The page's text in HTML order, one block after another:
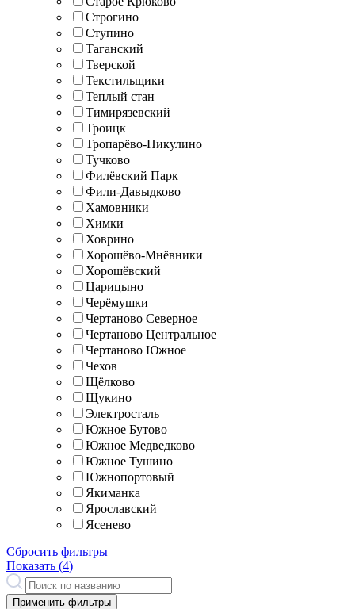
Строгино
Ступино
Таганский
Тверской
Текстильщики
Теплый стан
Тимирязевский
Троицк
Тропарёво-Никулино
Тучково
Филёвский Парк
Фили-Давыдково
Хамовники
Химки
Ховрино
Хорошёво-Мнёвники
Хорошёвский
Царицыно
Черёмушки
Чертаново Северное
Чертаново Центральное
Чертаново Южное
Чехов
Щёлково
Щукино
Электросталь
Южное Бутово
Южное Медведково
Южное Тушино
Южнопортовый
Якиманка
Ярославский
Ясенево
Сбросить фильтры
Показать (4)
Применить фильтры